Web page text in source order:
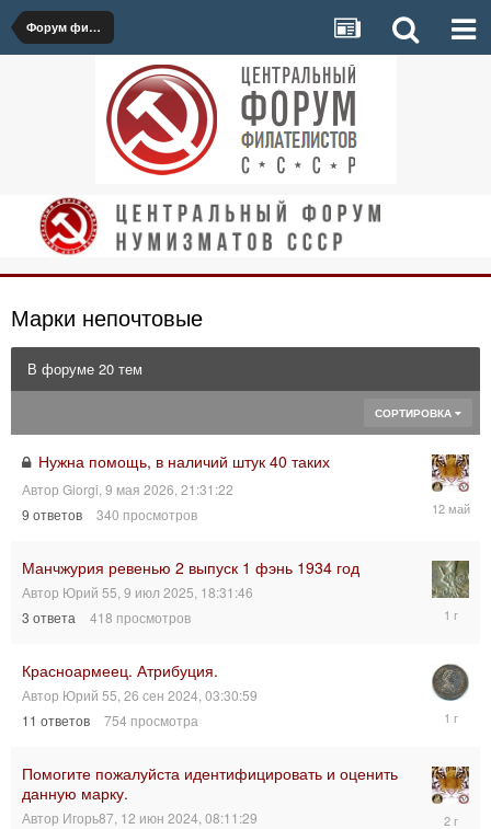
Форум филателистов
Марки непочтовые
В форуме 20 тем
СОРТИРОВКА
Нужна помощь, в наличий штук 40 таких
Автор Giorgi 9 мая 2026, 21:31:22
9 ответов 340 просмотров
12
17:06:13
Манчжурия ревенью 2 выпуск 1 фэнь 1934 год
Автор Юрий 55 9 июл 2025, 18:31:46
3 ответа 418 просмотров
14:07:26
Красноармеец. Атрибуция.
Автор Юрий 55 26 сен 2024, 03:30:59
11 ответов 754 просмотра
23:21:33
Помогите пожалуйста идентифицировать и оценить
данную марку.
Автор Игорь87 12 июн 2024, 08:11:29
12